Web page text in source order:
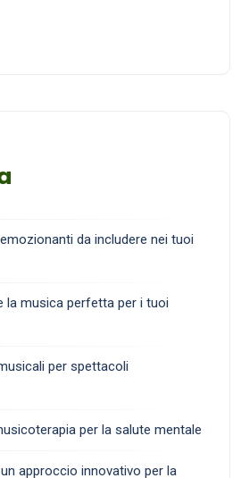
da includere nei tuoi
la musica perfetta per i tuoi
per spettacoli
per la salute mentale
approccio innovativo per la